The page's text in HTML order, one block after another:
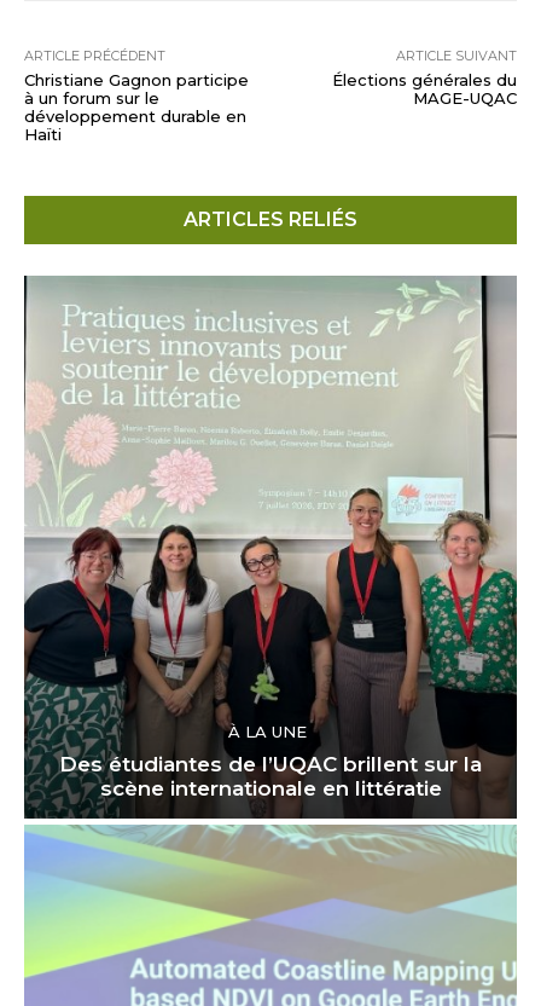
ARTICLE PRÉCÉDENT
Christiane Gagnon participe
à un forum sur le
développement durable en
Haïti
ARTICLE SUIVANT
Élections générales du
MAGE-UQAC
ARTICLES RELIÉS
À LA UNE
Des étudiantes de l’UQAC brillent sur la
scène internationale en littératie